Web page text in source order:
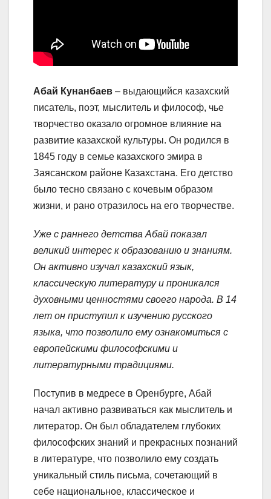
Абай Кунанбаев – выдающийся казахский
писатель, поэт, мыслитель и философ, чье
творчество оказало огромное влияние на
развитие казахской культуры. Он родился в
1845 году в семье казахского эмира в
Заясанском районе Казахстана. Его детство
было тесно связано с кочевым образом
жизни, и рано отразилось на его творчестве.
Уже с раннего детства Абай показал
великий интерес к образованию и знаниям.
Он активно изучал казахский язык,
классическую литературу и проникался
духовными ценностями своего народа. В 14
лет он приступил к изучению русского
языка, что позволило ему ознакомиться с
европейскими философскими и
литературными традициями.
Поступив в медресе в Оренбурге, Абай
начал активно развиваться как мыслитель и
литератор. Он был обладателем глубоких
философских знаний и прекрасных познаний
в литературе, что позволило ему создать
уникальный стиль письма, сочетающий в
себе национальное, классическое и